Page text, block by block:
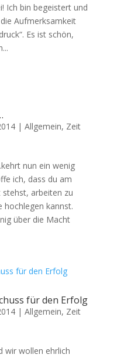
Ich bin begeistert und
Aufmerksamkeit
Es ist schön,
| Allgemein, Zeit
nun ein wenig
ich, dass du am
arbeiten zu
hochlegen kannst.
über die Macht
für den Erfolg
| Allgemein, Zeit
wir wollen ehrlich